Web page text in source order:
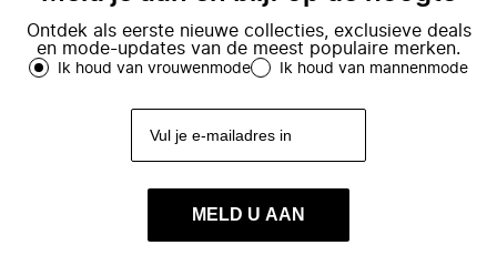
Ontdek als eerste nieuwe collecties, exclusieve deals
en mode-updates van de meest populaire merken.
Ik houd van vrouwenmode Ik houd van mannenmode
MELD U AAN